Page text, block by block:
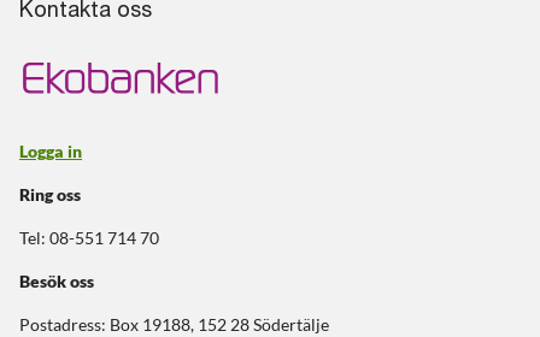
Kontakta oss
Logga in
Ring oss
Tel: 08-551 714 70
Besök oss
Postadress: Box 19188, 152 28 Södertälje